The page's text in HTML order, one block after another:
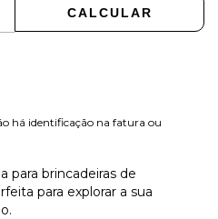
CALCULAR
há identificação na fatura ou
para brincadeiras de
para explorar a sua